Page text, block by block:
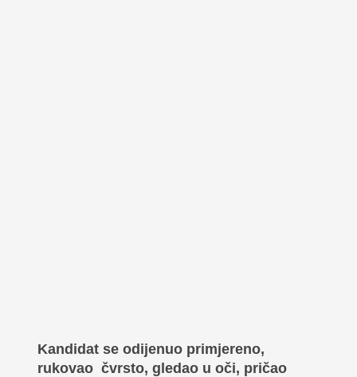
Kandidat se odijenuo primjereno,
rukovao čvrsto, gledao u oči, pričao